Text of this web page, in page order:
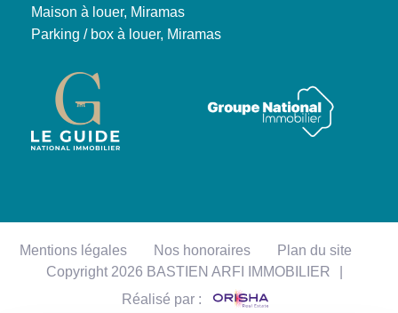
Maison à louer, Miramas
Parking / box à louer, Miramas
Mentions légales Nos honoraires
Plan du site
Copyright 2026 BASTIEN ARFI IMMOBILIER
Réalisé par :